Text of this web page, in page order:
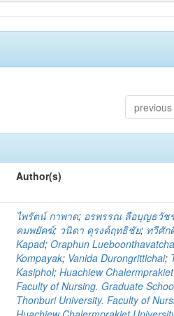
previous
Author(s)
ไพรัตน์ กาพาด; อรพรรณ ลือบุญธวัช
คมพยัคฆ์; วนิดา ดุรงค์ฤทธิชัย; ทวีศัก
Kapad;Oraphun
Kompayak; Vanida Durongrittichai;
Kasiphol;Huachiew
Faculty of Nursing. Graduate
Thonburi University. Faculty of